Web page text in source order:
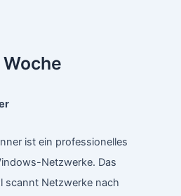
ist ein professionelles
Netzwerke. Das
scannt Netzwerke nach